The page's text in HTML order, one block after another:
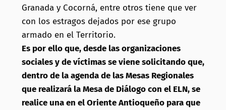
Granada y Cocorná, entre otros tiene que ver
con los estragos dejados por ese grupo
armado en el Territorio.
Es por ello que, desde las organizaciones
sociales y de víctimas se viene solicitando que,
dentro de la agenda de las Mesas Regionales
que realizará la Mesa de Diálogo con el ELN, se
realice una en el Oriente Antioqueño para que